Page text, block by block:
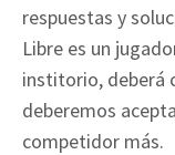
respuestas y
Libre es un
institorio, deberá
deberemos
competidor más.